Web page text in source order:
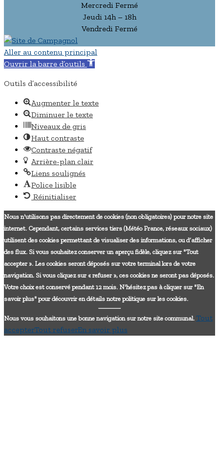
Mercredi Fermé
Jeudi 14h – 18h
Vendredi Fermé
Aller au contenu principal
Ouvrir la barre d’outils
Outils d’accessibilité
Augmenter le texte
Diminuer le texte
Niveaux de gris
Haut contraste
Contraste négatif
Arrière-plan clair
Liens soulignés
Police lisible
Réinitialiser
Nous n'utilisons pas directement de cookies (non obligatoires) pour notre site
internet. Cependant, certains services tiers (Météo France, réseaux sociaux)
utilisent des cookies permettant de visualiser des informations, ou d’afficher
des flux. Si vous souhaitez conserver un aperçu fidèle, cliquez sur "Tout
accepter ». Les cookies seront déposés sur votre terminal lors de votre
navigation. Si vous cliquez sur « refuser », ces cookies ne seront pas déposés.
Votre choix est conservé pendant 12 mois. N'hésitez pas à cliquer sur "En
savoir plus" pour découvrir en détails notre politique sur les cookies.
Nous vous souhaitons une bonne navigation sur notre site communal. Tout
accepterTout refuserEn savoir plus